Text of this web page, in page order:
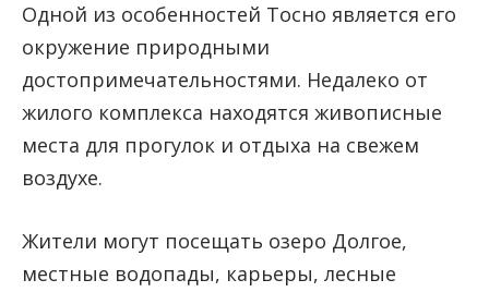
Одной из особенностей Тосно является его
окружение природными
достопримечательностями. Недалеко от
жилого комплекса находятся живописные
места для прогулок и отдыха на свежем
воздухе.
Жители могут посещать озеро Долгое,
местные водопады, карьеры, лесные